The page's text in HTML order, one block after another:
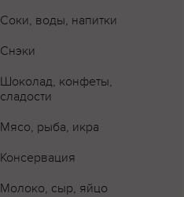
Соки, воды, напитки
Снэки
Шоколад, конфеты,
сладости
Мясо, рыба, икра
Консервация
Молоко, сыр, яйцо